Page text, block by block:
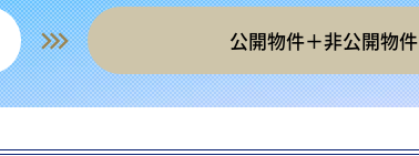
公開物件＋非公開物件